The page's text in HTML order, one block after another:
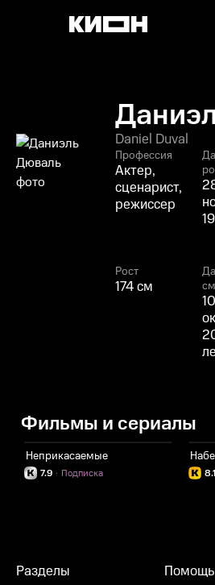
Daniel Duval
Профессия
Актер,
сценарист,
режиссер
Рост
174 см
10
Фильмы и сериалы
Неприкасаемые
7.9 Подписка
· 8.1
Разделы Помощь